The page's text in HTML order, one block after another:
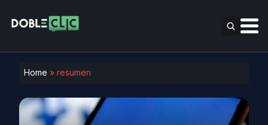
Home » resumen